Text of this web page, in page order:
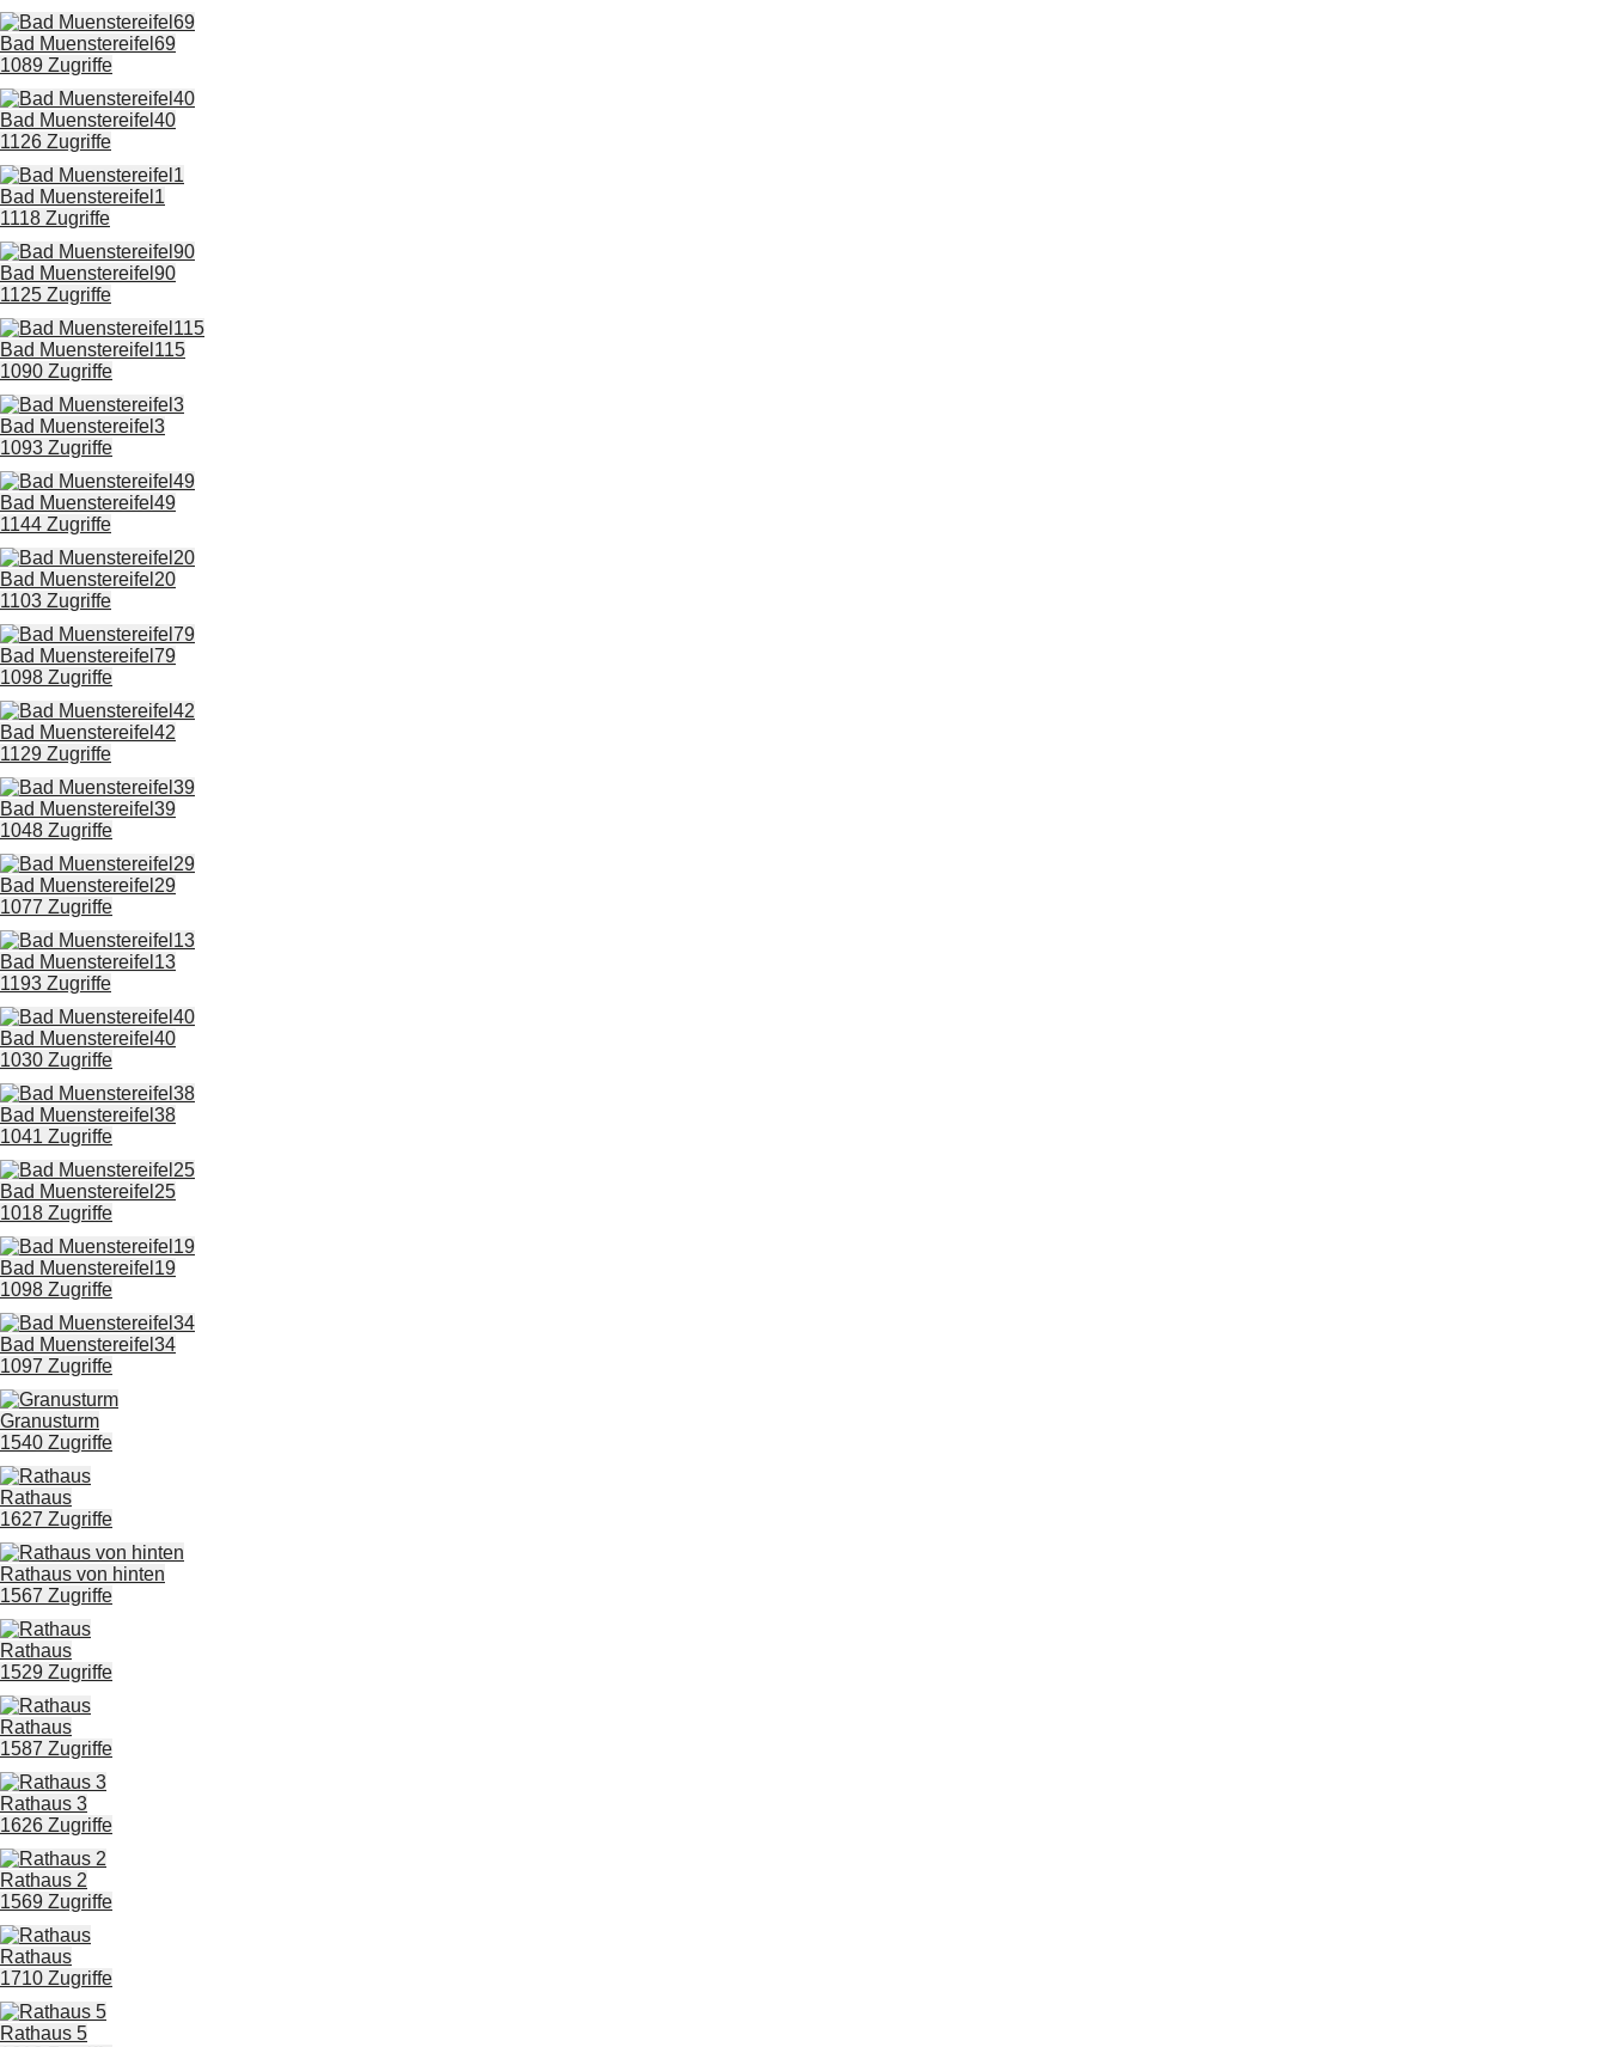
Bad Muenstereifel69
1089 Zugriffe
Bad Muenstereifel40
1126 Zugriffe
Bad Muenstereifel1
1118 Zugriffe
Bad Muenstereifel90
1125 Zugriffe
Bad Muenstereifel115
1090 Zugriffe
Bad Muenstereifel3
1093 Zugriffe
Bad Muenstereifel49
1144 Zugriffe
Bad Muenstereifel20
1103 Zugriffe
Bad Muenstereifel79
1098 Zugriffe
Bad Muenstereifel42
1129 Zugriffe
Bad Muenstereifel39
1048 Zugriffe
Bad Muenstereifel29
1077 Zugriffe
Bad Muenstereifel13
1193 Zugriffe
Bad Muenstereifel40
1030 Zugriffe
Bad Muenstereifel38
1041 Zugriffe
Bad Muenstereifel25
1018 Zugriffe
Bad Muenstereifel19
1098 Zugriffe
Bad Muenstereifel34
1097 Zugriffe
Granusturm
1540 Zugriffe
Rathaus
1627 Zugriffe
Rathaus von hinten
1567 Zugriffe
Rathaus
1529 Zugriffe
Rathaus
1587 Zugriffe
Rathaus 3
1626 Zugriffe
Rathaus 2
1569 Zugriffe
Rathaus
1710 Zugriffe
Rathaus 5